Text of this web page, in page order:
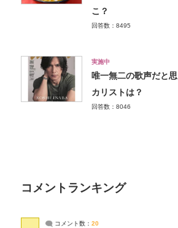
こ？
回答数：8495
実施中
唯一無二の歌声だと
カリストは？
回答数：8046
コメントランキング
コメント数： 20